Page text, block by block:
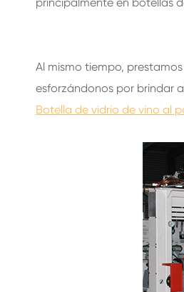
Al mismo tiempo,
esforzándonos por brindar
Botella de vidrio de vino al